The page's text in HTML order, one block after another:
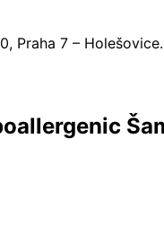
Praha 7 – Holešovice.